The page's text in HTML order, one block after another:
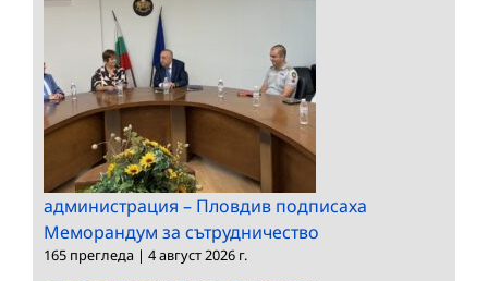
администрация – Пловдив подписаха
Меморандум за сътрудничество
165 прегледа | 4 август 2026 г.